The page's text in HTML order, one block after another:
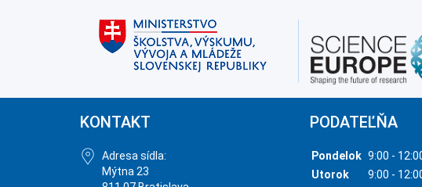
KONTAKT
Adresa sídla:
Mýtna 23
PODATEĽŇA
Pondelok 9:00 -
Utorok
9:00 -